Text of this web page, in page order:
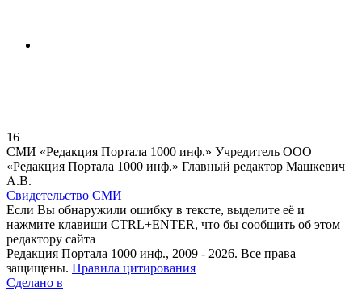
16+
СМИ «Редакция Портала 1000 инф.» Учредитель ООО
«Редакция Портала 1000 инф.» Главный редактор Машкевич
А.В.
Свидетельство СМИ
Если Вы обнаружили ошибку в тексте, выделите её и
нажмите клавиши CTRL+ENTER, что бы сообщить об этом
редактору сайта
Редакция Портала 1000 инф., 2009 - 2026. Все права
защищены. Правила цитирования
Сделано в